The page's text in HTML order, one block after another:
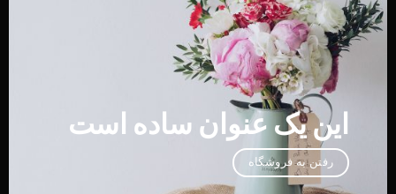
این یک عنوان ساده است
رفتن به فروشگاه